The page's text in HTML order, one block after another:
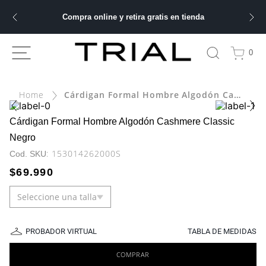
Compra online y retira gratis en tienda
0
Cárdigan Formal Hombre Algodón Cashmere Classic Negro
Cárdigan Formal Hombre Algodón Cashmere Classic
Negro
: 153014262000S
$69.990
Seleccione una talla
PROBADOR VIRTUAL TABLA DE MEDIDAS
COMPRAR
BUSCADOS